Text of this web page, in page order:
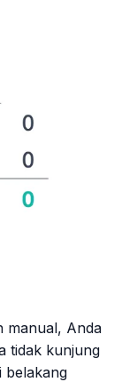
manual, Anda
tidak kunjung
belakang